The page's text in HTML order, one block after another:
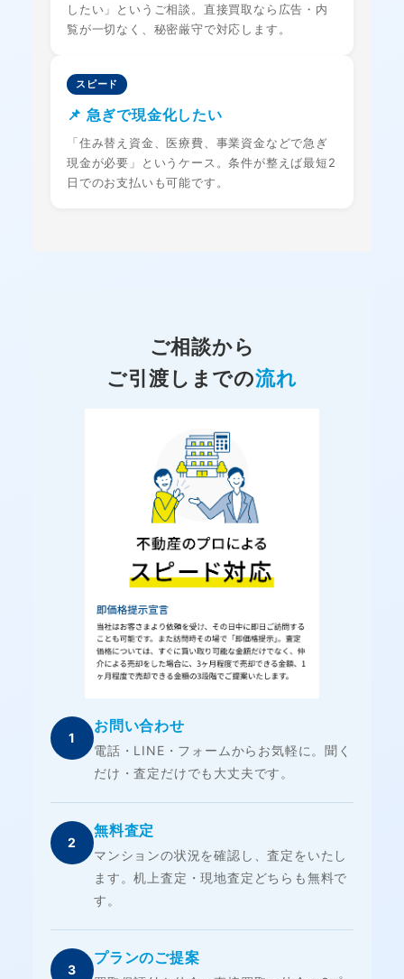
したい」というご相談。直接買取なら広告・内
覧が一切なく、秘密厳守で対応します。
スピード
📌 急ぎで現金化したい
「住み替え資金、医療費、事業資金などで急ぎ
現金が必要」というケース。条件が整えば最短2
日でのお支払いも可能です。
ご相談から
ご引渡しまでの流れ
1
お問い合わせ
電話・LINE・フォームからお気軽に。聞く
だけ・査定だけでも大丈夫です。
2
無料査定
マンションの状況を確認し、査定をいたし
ます。机上査定・現地査定どちらも無料で
す。
3
プランのご提案